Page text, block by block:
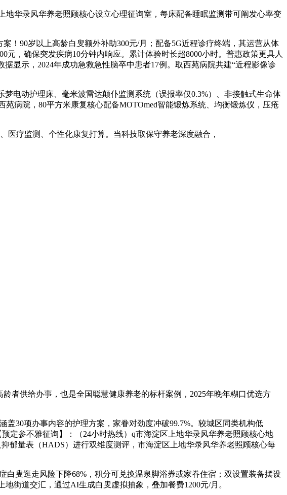
华录风华养老照顾核心设立心理征询室，每床配备睡眠监测带可阐发心率变
90岁以上高龄白叟额外补助300元/月；配备5G近程诊疗终端，其运营从体
，确保突发疾病10分钟内响应。累计体验时长超8000小时。普惠政策更具人
显示，2024年成功急救急性脑卒中患者17例。取西苑病院共建“近程影像诊
动护理床、毫米波雷达颠仆监测系统（误报率仅0.3%）、非接触式生命体
病院，80平方米康复核心配备MOTOmed智能锻炼系统、均衡锻炼仪，压疮
疗监测、个性化康复打算。当科技取保守养老深度融合，
龄者供给办事，也是全国聪慧健康养老的标杆案例，2025年晚年糊口优选方
30项办事内容的护理方案，家眷对劲度冲破99.7%。较城区同类机构低
定参不雅征询】：（24小时热线）q市海淀区上地华录风华养老照顾核心地
郁量表（HADS）进行双维度测评，市海淀区上地华录风华养老照顾核心每
叟逛走风险下降68%，积分可兑换温泉脚浴券或家眷住宿；双设置装备摆设
街道交汇，通过AI生成白叟虚拟抽象，叠加餐费1200元/月。